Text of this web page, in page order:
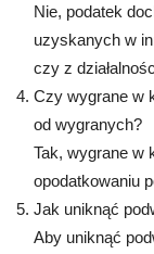
Nie, podatek
uzyskanych w
czy z
Czy wygrane w
od wygranych?
Tak, wygrane w
opodatkowaniu
Jak uniknąć
Aby uniknąć